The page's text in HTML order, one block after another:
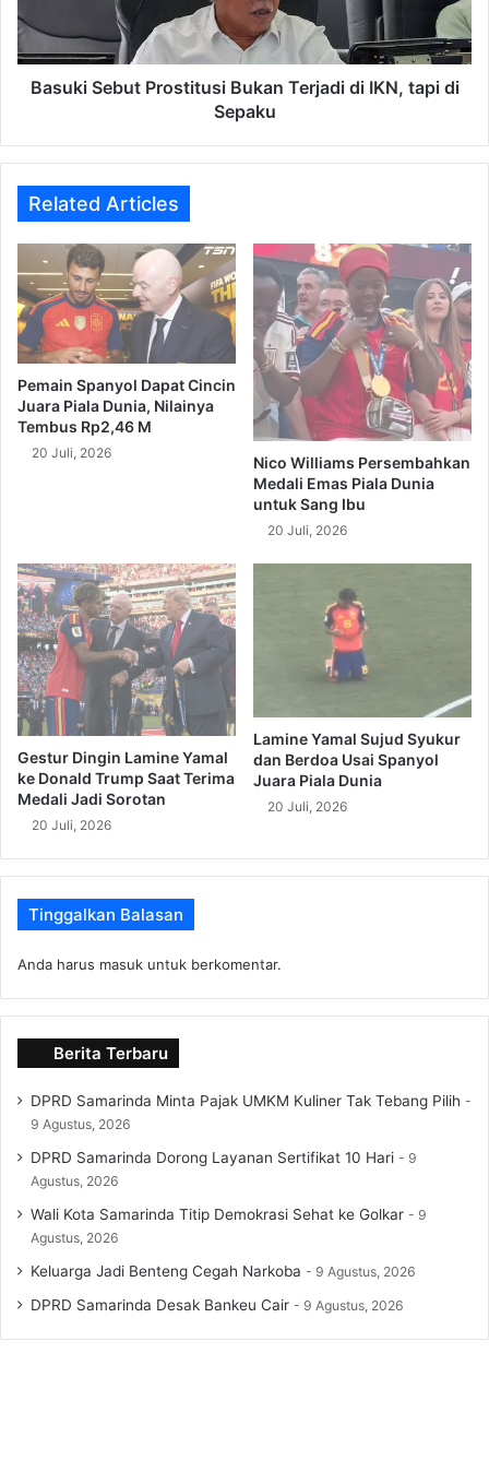
IKN,
tapi
di
Sepaku
Basuki Sebut Prostitusi Bukan Terjadi di IKN, tapi di
Sepaku
Related Articles
Pemain Spanyol Dapat Cincin
Juara Piala Dunia, Nilainya
Tembus Rp2,46 M
20 Juli, 2026
Nico Williams Persembahkan
Medali Emas Piala Dunia
untuk Sang Ibu
20 Juli, 2026
Gestur Dingin Lamine Yamal
ke Donald Trump Saat Terima
Medali Jadi Sorotan
20 Juli, 2026
Lamine Yamal Sujud Syukur
dan Berdoa Usai Spanyol
Juara Piala Dunia
20 Juli, 2026
Tinggalkan Balasan
Anda harus masuk untuk berkomentar.
Berita Terbaru
DPRD Samarinda Minta Pajak UMKM Kuliner Tak Tebang Pilih
9 Agustus, 2026
DPRD Samarinda Dorong Layanan Sertifikat 10 Hari
9
Agustus, 2026
Wali Kota Samarinda Titip Demokrasi Sehat ke Golkar
9
Agustus, 2026
Keluarga Jadi Benteng Cegah Narkoba 9 Agustus, 2026
DPRD Samarinda Desak Bankeu Cair 9 Agustus, 2026